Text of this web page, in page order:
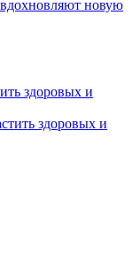
новую
здоровых и